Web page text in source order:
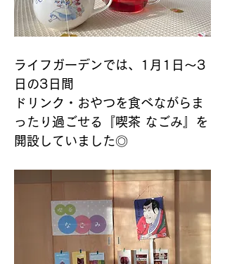
ライフガーデンでは、1月1日～3
日の3日間
ドリンク・おやつを食べながらま
ったり過ごせる『喫茶 なごみ』を
開設していました◎